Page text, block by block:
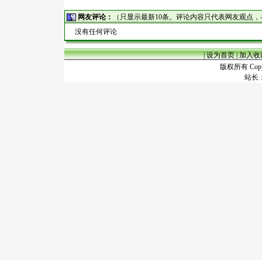
网友评论：
（只显示最新10条。评论内容只代表网友观点
没有任何评论
|设为首页|加入收
版权所有
站长